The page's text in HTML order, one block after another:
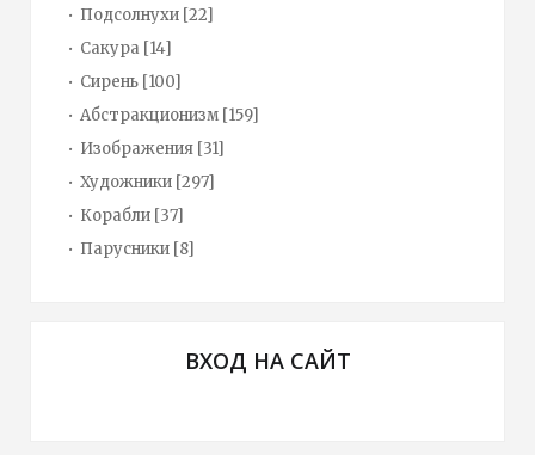
Подсолнухи [22]
Сакура [14]
Сирень [100]
Абстракционизм [159]
Изображения [31]
Художники [297]
Корабли [37]
Парусники [8]
ВХОД НА САЙТ